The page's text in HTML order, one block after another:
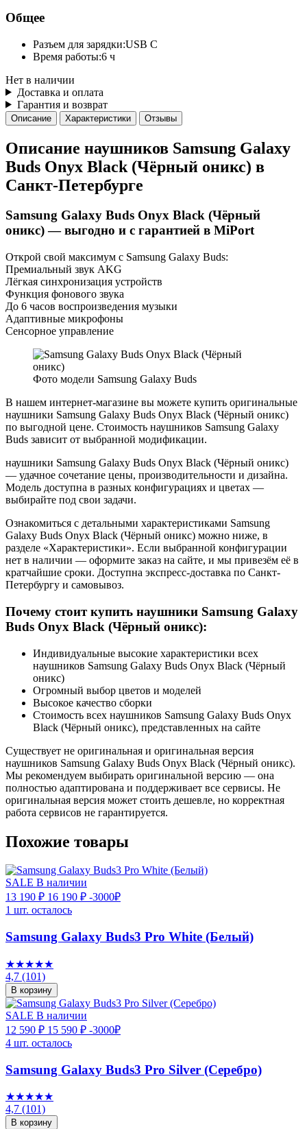
Общее
Разъем для зарядки:USB C
Время работы:6 ч
Нет в наличии
Доставка и оплата
Гарантия и возврат
Описание Характеристики Отзывы
Описание наушников Samsung Galaxy
Buds Onyx Black (Чёрный оникс) в
Санкт-Петербурге
Samsung Galaxy Buds Onyx Black (Чёрный
оникс) — выгодно и с гарантией в MiPort
Открой свой максимум с Samsung Galaxy Buds:
Премиальный звук AKG
Лёгкая синхронизация устройств
Функция фонового звука
До 6 часов воспроизведения музыки
Адаптивные микрофоны
Сенсорное управление
Фото модели Samsung Galaxy Buds
В нашем интернет-магазине вы можете купить оригинальные
наушники Samsung Galaxy Buds Onyx Black (Чёрный оникс)
по выгодной цене. Стоимость наушников Samsung Galaxy
Buds зависит от выбранной модификации.
наушники Samsung Galaxy Buds Onyx Black (Чёрный оникс)
— удачное сочетание цены, производительности и дизайна.
Модель доступна в разных конфигурациях и цветах —
выбирайте под свои задачи.
Ознакомиться с детальными характеристиками Samsung
Galaxy Buds Onyx Black (Чёрный оникс) можно ниже, в
разделе «Характеристики». Если выбранной конфигурации
нет в наличии — оформите заказ на сайте, и мы привезём её в
кратчайшие сроки. Доступна экспресс-доставка по Санкт-
Петербургу и самовывоз.
Почему стоит купить наушники Samsung Galaxy
Buds Onyx Black (Чёрный оникс):
Индивидуальные высокие характеристики всех
наушников Samsung Galaxy Buds Onyx Black (Чёрный
оникс)
Огромный выбор цветов и моделей
Высокое качество сборки
Стоимость всех наушников Samsung Galaxy Buds Onyx
Black (Чёрный оникс), представленных на сайте
Существует не оригинальная и оригинальная версия
наушников Samsung Galaxy Buds Onyx Black (Чёрный оникс).
Мы рекомендуем выбирать оригинальной версию — она
полностью адаптирована и поддерживает все сервисы. Не
оригинальная версия может стоить дешевле, но корректная
работа сервисов не гарантируется.
Похожие товары
SALE В наличии
13 190 ₽ 16 190 ₽ -3000₽
1 шт. осталось
Samsung Galaxy Buds3 Pro White (Белый)
★★★★★
4,7 (101)
В корзину
SALE В наличии
12 590 ₽ 15 590 ₽ -3000₽
4 шт. осталось
Samsung Galaxy Buds3 Pro Silver (Серебро)
★★★★★
4,7 (101)
В корзину